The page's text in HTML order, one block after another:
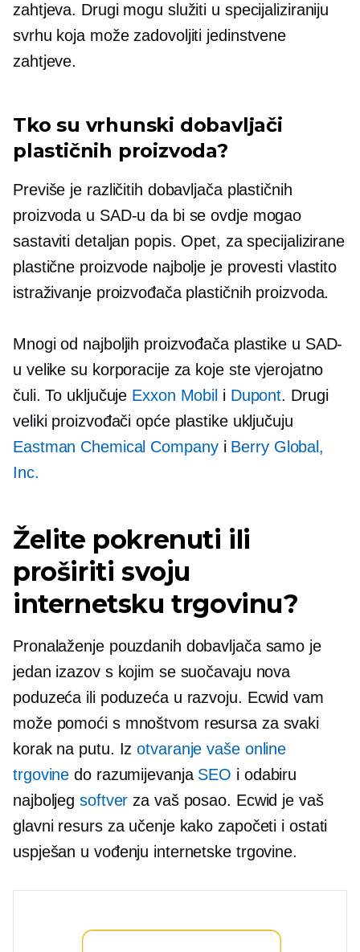
zahtjeva. Drugi mogu služiti u specijaliziraniju
svrhu koja može zadovoljiti jedinstvene
zahtjeve.
Tko su vrhunski dobavljači
plastičnih proizvoda?
Previše je različitih dobavljača plastičnih
proizvoda u SAD-u da bi se ovdje mogao
sastaviti detaljan popis. Opet, za specijalizirane
plastične proizvode najbolje je provesti vlastito
istraživanje proizvođača plastičnih proizvoda.
Mnogi od najboljih proizvođača plastike u SAD-
u velike su korporacije za koje ste vjerojatno
čuli. To uključuje Exxon Mobil i Dupont. Drugi
veliki proizvođači opće plastike uključuju
Eastman Chemical Companyi Berry Global,
Inc.
Želite pokrenuti ili
proširiti svoju
internetsku trgovinu?
Pronalaženje pouzdanih dobavljača samo je
jedan izazov s kojim se suočavaju nova
poduzeća ili poduzeća u razvoju. Ecwid vam
može pomoći s mnoštvom resursa za svaki
korak na putu. Izotvaranje vaše online
trgovine do razumijevanja SEO i odabiru
najboljegsoftver za vaš posao. Ecwid je vaš
glavni resurs za učenje kako započeti i ostati
uspješan u vođenju internetske trgovine.